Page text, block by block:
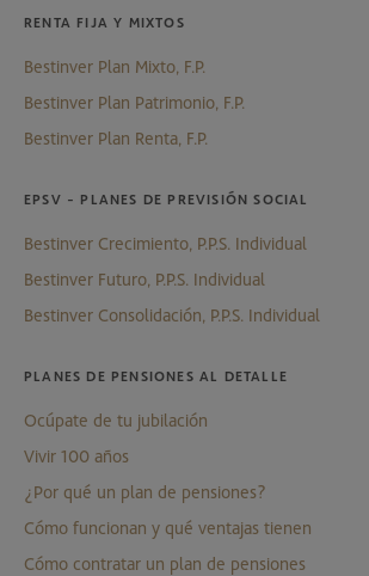
RENTA FIJA Y MIXTOS
Bestinver Plan Mixto, F.P.
Bestinver Plan Patrimonio, F.P.
Bestinver Plan Renta, F.P.
EPSV - PLANES DE PREVISIÓN SOCIAL
Bestinver Crecimiento, P.P.S. Individual
Bestinver Futuro, P.P.S. Individual
Bestinver Consolidación, P.P.S. Individual
PLANES DE PENSIONES AL DETALLE
Ocúpate de tu jubilación
Vivir 100 años
¿Por qué un plan de pensiones?
Cómo funcionan y qué ventajas tienen
Cómo contratar un plan de pensiones